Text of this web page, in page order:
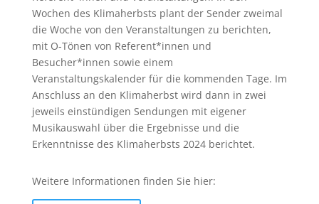
Wochen des Klimaherbsts plant der Sender zweimal
die Woche von den Veranstaltungen zu berichten,
mit O-Tönen von Referent*innen und
Besucher*innen sowie einem
Veranstaltungskalender für die kommenden Tage. Im
Anschluss an den Klimaherbst wird dann in zwei
jeweils einstündigen Sendungen mit eigener
Musikauswahl über die Ergebnisse und die
Erkenntnisse des Klimaherbsts 2024 berichtet.
Weitere Informationen finden Sie hier: